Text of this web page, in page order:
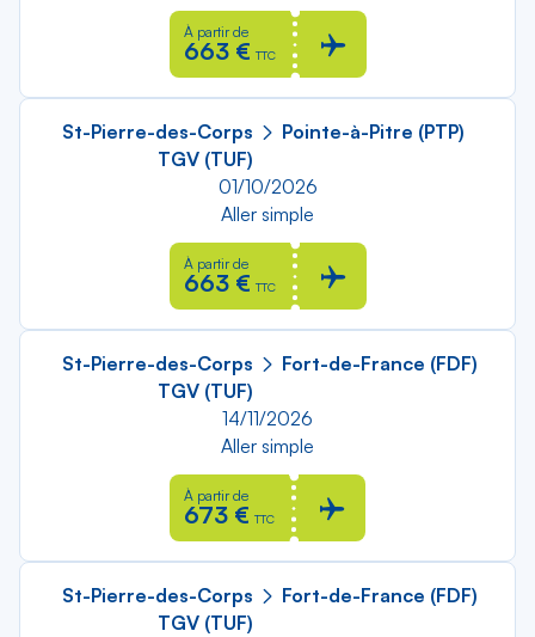
À partir de
663 € TTC
St-Pierre-des-Corps
TGV (TUF)
Pointe-à-Pitre (PTP)
01/10/2026
Aller simple
À partir de
663 € TTC
St-Pierre-des-Corps
TGV (TUF)
Fort-de-France (FDF)
14/11/2026
Aller simple
À partir de
673 € TTC
St-Pierre-des-Corps
TGV (TUF)
Fort-de-France (FDF)